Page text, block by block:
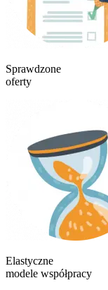
Sprawdzone
oferty
Elastyczne
modele współpracy